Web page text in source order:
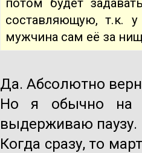
потом будет
составляющую, т.к.
мужчина сам её за
Да. Абсолютно
Но я обычно на
выдерживаю паузу.
Когда сразу, то